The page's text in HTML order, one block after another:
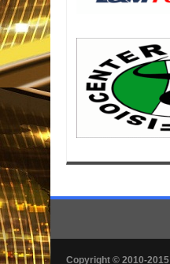
Copyright © 2010-2015